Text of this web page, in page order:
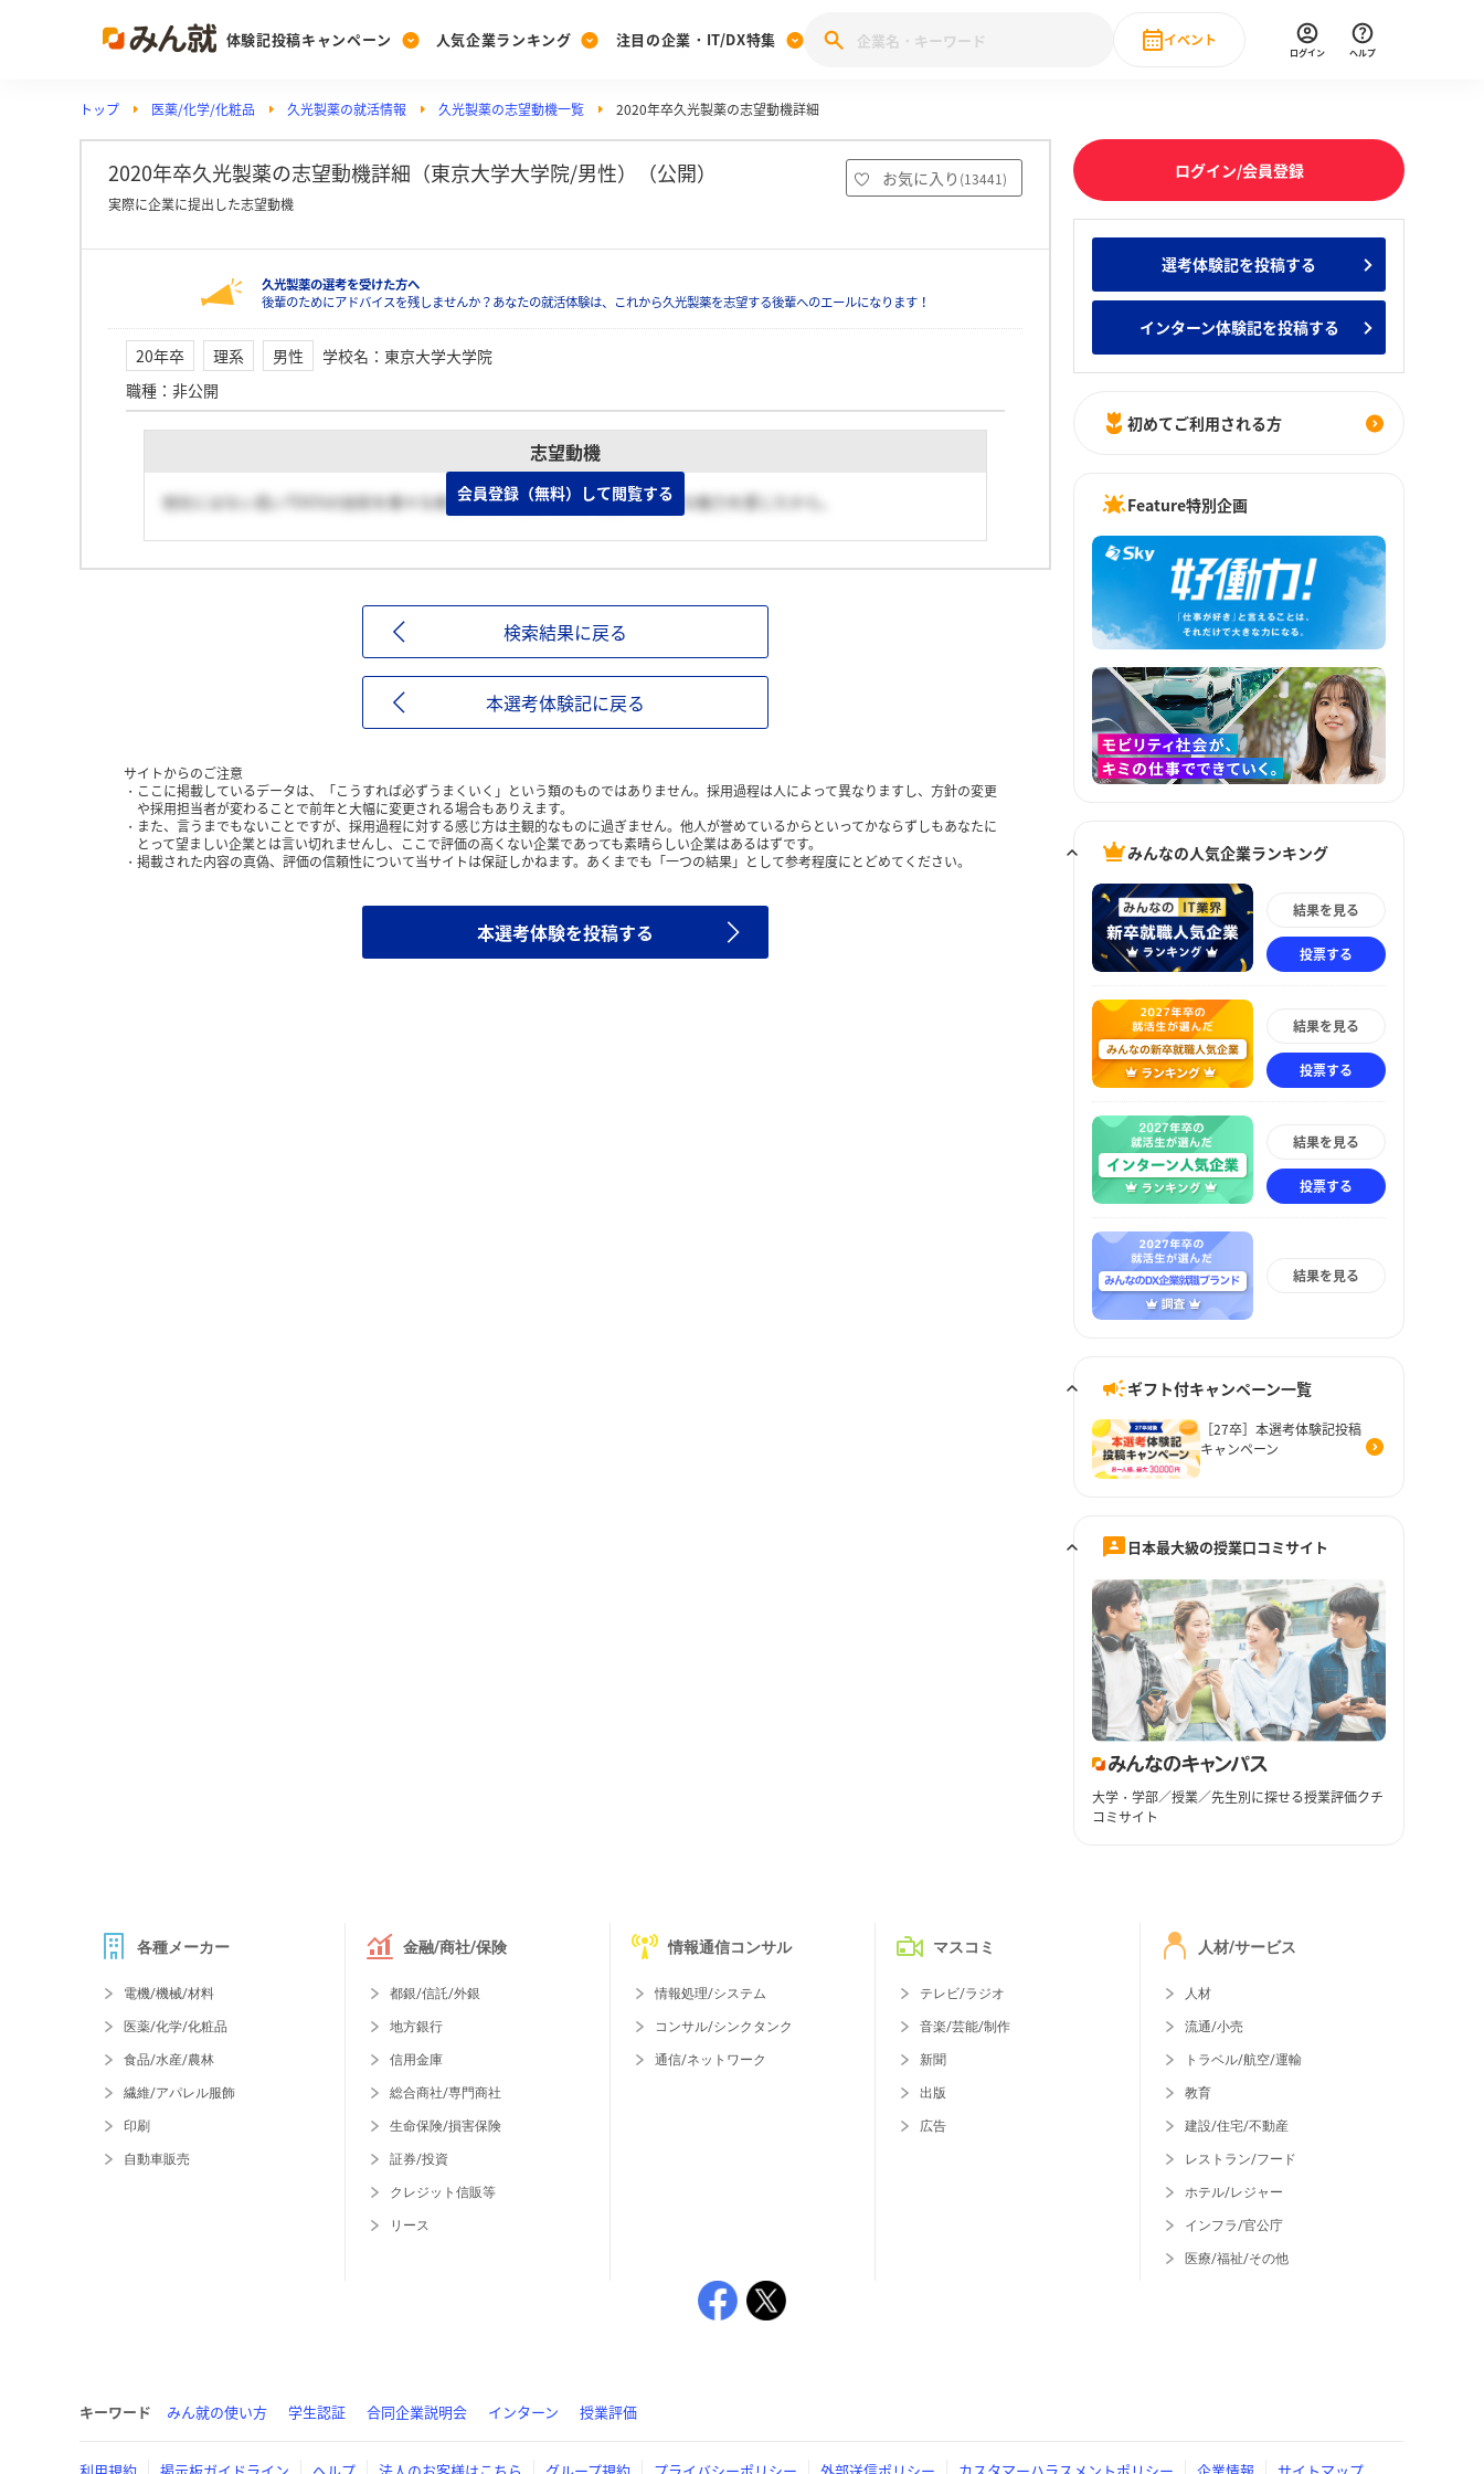
体験記投稿キャンペーン
Post
投稿する
[27卒] 本選考体験記投稿キャンペーン
人気企業ランキング
Ranking
ランキングを見る
みんなのDX企業就職ブランド調査
Vote
投票する
みんなの新卒就職人気企業ランキング みんなのインターン人気企業ランキ
注目の企業・IT/DX特集
PickUp
注目の企業特集
28卒 IT・DX現場社員インタビュー
イベント
直近のイベント一覧
ログイン ヘルプ
トップ 医薬/化学/化粧品 久光製薬の就活情報 久光製薬の志望動機一覧 2020年卒久光製薬の志望動機詳細
2020年卒久光製薬の志望動機詳細（東京大学大学院/男性）（公開） お気に入り (13441)
実際に企業に提出した志望動機
久光製薬の選考を受けた方へ
後輩のためにアドバイスを残しませんか？あなたの就活体験は、これから久光製薬を志望する後輩へのエールになります！
20年卒 理系 男性 学校名 ： 東京大学大学院
職種 ： 非公開
志望動機
他社にはない高いTDDSの技術を様々な疾患領域に応用できる可能性に大きな魅力を感じたから。
会員登録（無料）して閲覧する
検索結果に戻る
本選考体験記に戻る
サイトからのご注意
ここに掲載しているデータは、「こうすれば必ずうまくいく」という類のものではありません。採用過程は人によって異なりますし、方針の変更
や採用担当者が変わることで前年と大幅に変更される場合もありえます。
また、言うまでもないことですが、採用過程に対する感じ方は主観的なものに過ぎません。他人が誉めているからといってかならずしもあなたに
とって望ましい企業とは言い切れませんし、ここで評価の高くない企業であっても素晴らしい企業はあるはずです。
掲載された内容の真偽、評価の信頼性について当サイトは保証しかねます。あくまでも「一つの結果」として参考程度にとどめてください。
本選考体験を投稿する
ログイン/会員登録
選考体験記を投稿する
インターン体験記を投稿する
初めてご利用される方
Feature特別企画
みんなの人気企業ランキング
結果を見る
投票する
結果を見る
投票する
結果を見る
投票する
結果を見る
ギフト付キャンペーン一覧
［27卒］本選考体験記投稿
キャンペーン
日本最大級の授業口コミサイト
大学・学部／授業／先生別に探せる授業評価クチ
コミサイト
各種メーカー
電機/機械/材料
医薬/化学/化粧品
食品/水産/農林
繊維/アパレル服飾
印刷
自動車販売
金融/商社/保険
都銀/信託/外銀
地方銀行
信用金庫
総合商社/専門商社
生命保険/損害保険
証券/投資
クレジット信販等
リース
情報通信コンサル
情報処理/システム
コンサル/シンクタンク
通信/ネットワーク
マスコミ
テレビ/ラジオ
音楽/芸能/制作
新聞
出版
広告
人材/サービス
人材
流通/小売
トラベル/航空/運輸
教育
建設/住宅/不動産
レストラン/フード
ホテル/レジャー
インフラ/官公庁
医療/福祉/その他
キーワード みん就の使い方 学生認証 合同企業説明会 インターン 授業評価